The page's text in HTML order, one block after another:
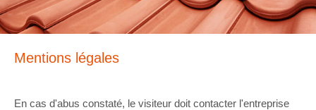
Mentions légales
En cas d'abus constaté, le visiteur doit contacter l'entreprise